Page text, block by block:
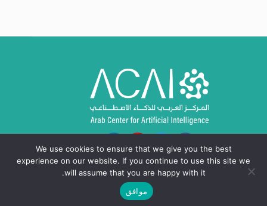
حقوق النشر © 2024 - 2026، المركز العربي للذكاء
الاصطناعي ACAI
We use cookies to ensure that we give you the best
experience on our website. If you continue to use this site we
will assume that you are happy with it.
موافق